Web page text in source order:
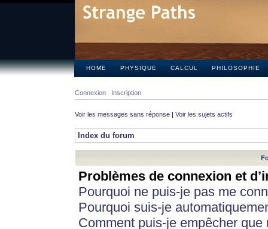
HOME PHYSIQUE CALCUL PHILOSOPHIE
Connexion Inscription
Voir les messages sans réponse | Voir les sujets actifs
Index du forum
Problèmes de connexion et
Pourquoi ne puis-je pas me
Pourquoi suis-je
Comment puis-je empêcher